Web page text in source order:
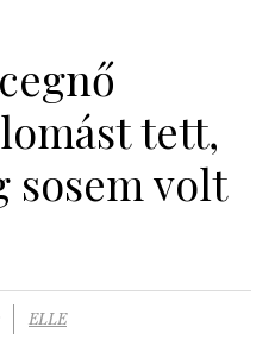
tett,
sosem volt
ELLE